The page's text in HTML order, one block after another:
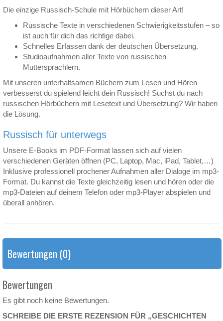
Die einzige Russisch-Schule mit Hörbüchern dieser Art!
Russische Texte in verschiedenen Schwierigkeitsstufen – so
ist auch für dich das richtige dabei.
Schnelles Erfassen dank der deutschen Übersetzung.
Studioaufnahmen aller Texte von russischen
Muttersprachlern.
Mit unseren unterhaltsamen Büchern zum Lesen und Hören
verbesserst du spielend leicht dein Russisch! Suchst du nach
russischen Hörbüchern mit Lesetext und Übersetzung? Wir haben
die Lösung.
Russisch für unterwegs
Unsere E-Books im PDF-Format lassen sich auf vielen
verschiedenen Geräten öffnen (PC, Laptop, Mac, iPad, Tablet,…)
Inklusive professionell prochener Aufnahmen aller Dialoge im mp3-
Format. Du kannst die Texte gleichzeitig lesen und hören oder die
mp3-Dateien auf deinem Telefon oder mp3-Player abspielen und
überall anhören.
Bewertungen (0)
Bewertungen
Es gibt noch keine Bewertungen.
SCHREIBE DIE ERSTE REZENSION FÜR „GESCHICHTEN